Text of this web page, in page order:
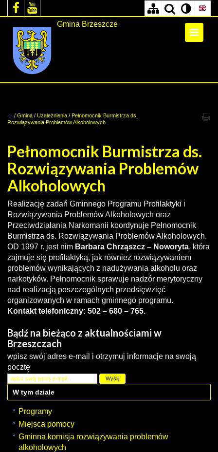
Gmina Brzeszcze
/ Gmina / Uzależnienia / Pełnomocnik Burmistrza ds.
Rozwiązywania Problemów Alkoholowych
Pełnomocnik Burmistrza ds.
Rozwiązywania Problemów
Alkoholowych
Realizację zadań Gminnego Programu Profilaktyki i
Rozwiązywania Problemów Alkoholowych oraz
Przeciwdziałania Narkomanii koordynuje Pełnomocnik
Burmistrza ds. Rozwiązywania Problemów Alkoholowych.
OD 1997 r. jest nim Barbara Chrząszcz – Noworyta, która
zajmuje się profilaktyką, jak również rozwiązywaniem
problemów wynikających z nadużywania alkoholu oraz
narkotyków. Pełnomocnik sprawuje nadzór merytoryczny
nad realizacją poszczególnych przedsięwzięć
organizowanych w ramach gminnego programu.
Kontakt telefoniczny: 502 – 680 – 765.
Bądź na bieżąco z aktualnościami w
Brzeszczach
wpisz swój adres e-mail i otrzymuj informacje na swoją
pocztę
W tym dziale
Programy
Miejsca pomocy
Gminna komisja rozwiązywania problemów
alkoholowych